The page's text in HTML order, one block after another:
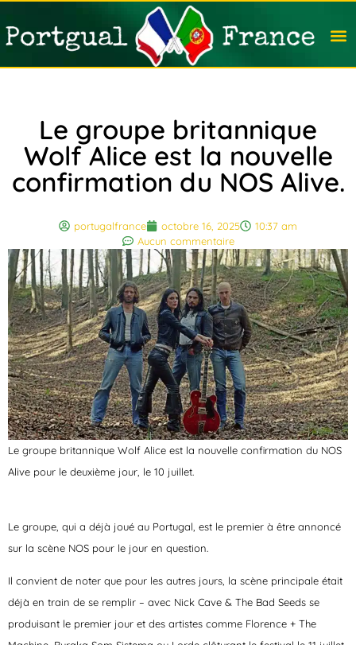
Le groupe britannique
Wolf Alice est la nouvelle
confirmation du NOS Alive.
portugalfrance octobre 16, 2025
10:37 am
Aucun commentaire
Le groupe britannique Wolf Alice est la nouvelle confirmation du NOS
Alive pour le deuxième jour, le 10 juillet.
Le groupe, qui a déjà joué au Portugal, est le premier à être annoncé
sur la scène NOS pour le jour en question.
Il convient de noter que pour les autres jours, la scène principale était
déjà en train de se remplir – avec Nick Cave & The Bad Seeds se
produisant le premier jour et des artistes comme Florence + The